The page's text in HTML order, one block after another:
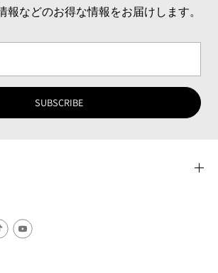
報などのお得な情報をお届けします。
SUBSCRIBE